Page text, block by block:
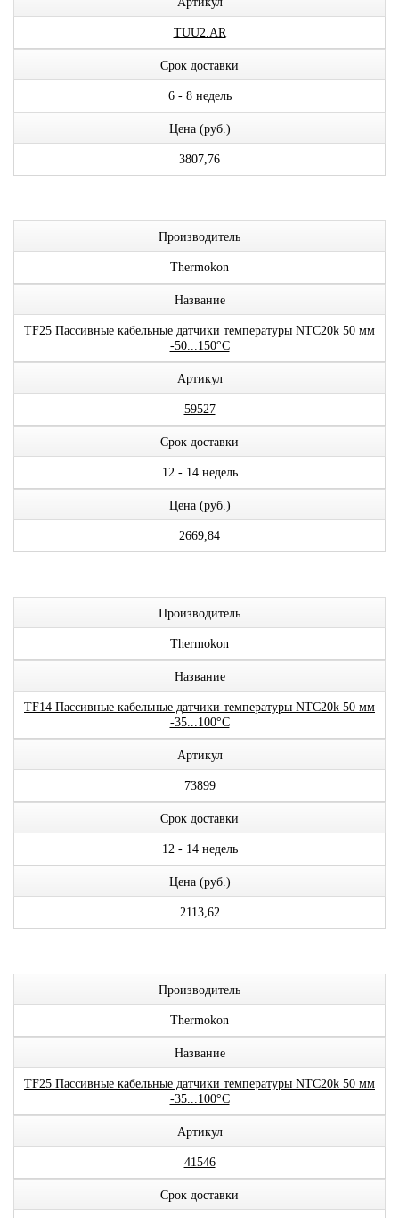
TUU2.AR
Срок доставки
6 - 8 недель
Цена (руб.)
3807,76
Производитель
Thermokon
Название
TF25 Пассивные кабельные датчики температуры NTC20k 50 мм
-50...150°C
Артикул
59527
Срок доставки
12 - 14 недель
Цена (руб.)
2669,84
Производитель
Thermokon
Название
TF14 Пассивные кабельные датчики температуры NTC20k 50 мм
-35...100°C
Артикул
73899
Срок доставки
12 - 14 недель
Цена (руб.)
2113,62
Производитель
Thermokon
Название
TF25 Пассивные кабельные датчики температуры NTC20k 50 мм
-35...100°C
Артикул
41546
Срок доставки